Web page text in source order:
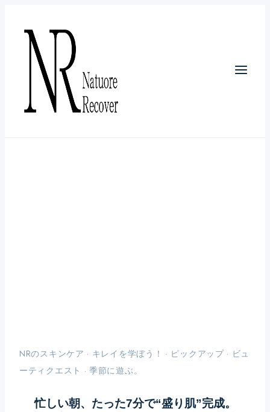
NRのスキンケア · キレイを学ぼう！ · ピックアップ· ビュ
ーティクエスト ·季節に遊ぶ。
忙しい朝、たった7分で“盛り肌”完成。